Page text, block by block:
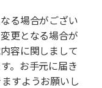
る場合がござい
更となる場合が
容に関しまして
。お手元に届き
すようお願いし